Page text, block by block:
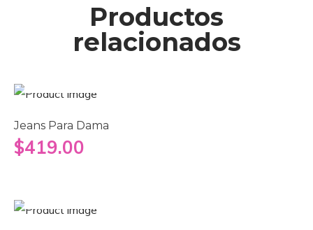
Productos
relacionados
Jeans Para Dama
$419.00